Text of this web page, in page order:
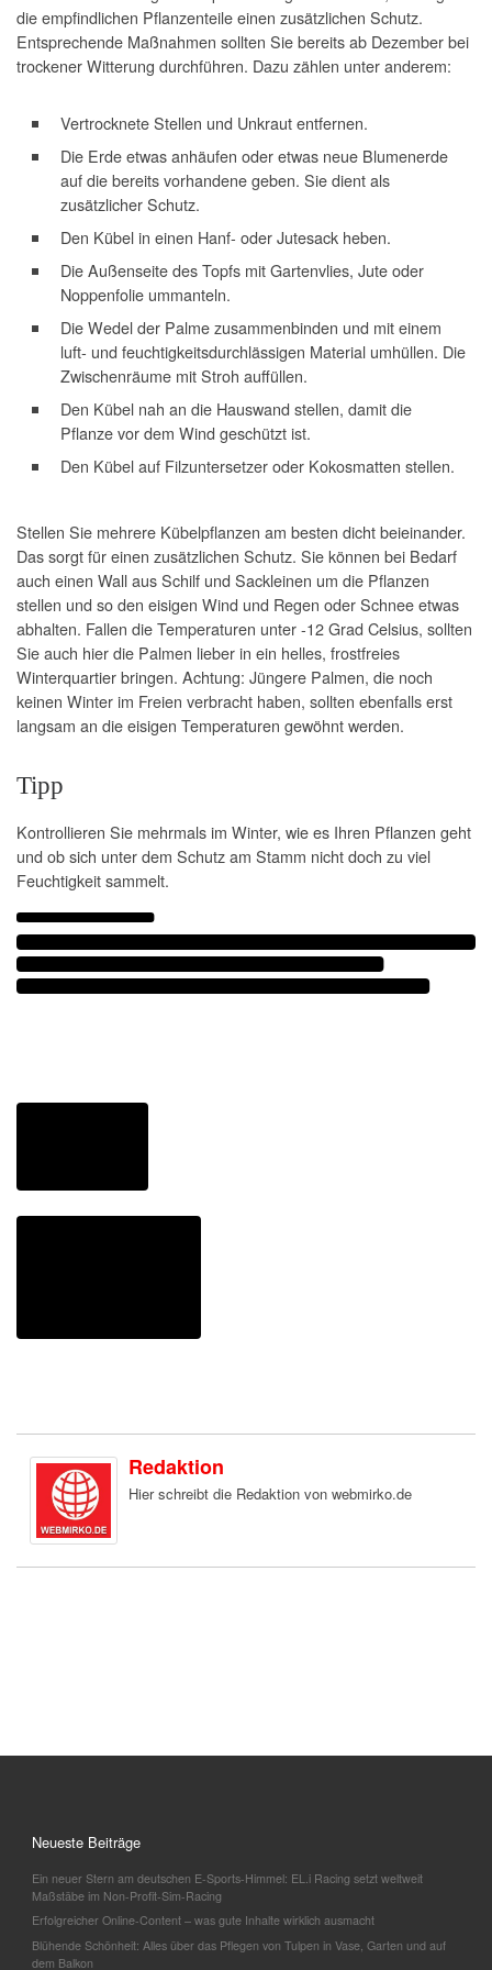
die empfindlichen Pflanzenteile einen zusätzlichen Schutz.
Entsprechende Maßnahmen sollten Sie bereits ab Dezember bei
trockener Witterung durchführen. Dazu zählen unter anderem:
Vertrocknete Stellen und Unkraut entfernen.
Die Erde etwas anhäufen oder etwas neue Blumenerde
auf die bereits vorhandene geben. Sie dient als
zusätzlicher Schutz.
Den Kübel in einen Hanf- oder Jutesack heben.
Die Außenseite des Topfs mit Gartenvlies, Jute oder
Noppenfolie ummanteln.
Die Wedel der Palme zusammenbinden und mit einem
luft- und feuchtigkeitsdurchlässigen Material umhüllen. Die
Zwischenräume mit Stroh auffüllen.
Den Kübel nah an die Hauswand stellen, damit die
Pflanze vor dem Wind geschützt ist.
Den Kübel auf Filzuntersetzer oder Kokosmatten stellen.
Stellen Sie mehrere Kübelpflanzen am besten dicht beieinander.
Das sorgt für einen zusätzlichen Schutz. Sie können bei Bedarf
auch einen Wall aus Schilf und Sackleinen um die Pflanzen
stellen und so den eisigen Wind und Regen oder Schnee etwas
abhalten. Fallen die Temperaturen unter -12 Grad Celsius, sollten
Sie auch hier die Palmen lieber in ein helles, frostfreies
Winterquartier bringen. Achtung: Jüngere Palmen, die noch
keinen Winter im Freien verbracht haben, sollten ebenfalls erst
langsam an die eisigen Temperaturen gewöhnt werden.
Tipp
Kontrollieren Sie mehrmals im Winter, wie es Ihren Pflanzen geht
und ob sich unter dem Schutz am Stamm nicht doch zu viel
Feuchtigkeit sammelt.
Redaktion
Hier schreibt die Redaktion von webmirko.de
Neueste Beiträge
Ein neuer Stern am deutschen E-Sports-Himmel: EL.i Racing setzt weltweit
Maßstäbe im Non-Profit-Sim-Racing
Erfolgreicher Online-Content – was gute Inhalte wirklich ausmacht
Blühende Schönheit: Alles über das Pflegen von Tulpen in Vase, Garten und auf
dem Balkon